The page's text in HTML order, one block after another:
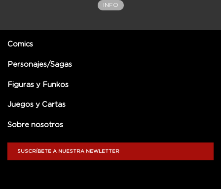
INFO
Comics
Personajes/Sagas
Figuras y Funkos
Juegos y Cartas
Sobre nosotros
SUSCRÍBETE A NUESTRA NEWLETTER